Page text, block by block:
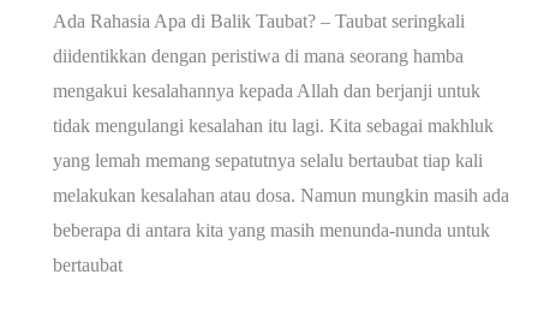
Ada Rahasia Apa di Balik Taubat? – Taubat seringkali
diidentikkan dengan peristiwa di mana seorang hamba
mengakui kesalahannya kepada Allah dan berjanji untuk
tidak mengulangi kesalahan itu lagi. Kita sebagai makhluk
yang lemah memang sepatutnya selalu bertaubat tiap kali
melakukan kesalahan atau dosa. Namun mungkin masih ada
beberapa di antara kita yang masih menunda-nunda untuk
bertaubat